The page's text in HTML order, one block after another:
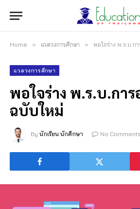
Home » แวดวงการศึกษา » พอใจร่าง พ.ร.บ.ก
แวดวงการศึกษา
พอใจร่าง พ.ร.บ.กา
ฉบับใหม่
By นักเรียน นักศึกษา No Comments